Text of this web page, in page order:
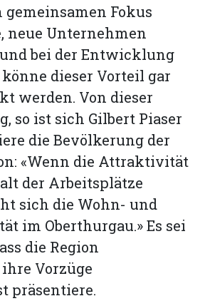
gemeinsamen Fokus
neue Unternehmen
bei der Entwicklung
dieser Vorteil gar
werden. Von dieser
so ist sich Gilbert Piaser
die Bevölkerung der
«Wenn die Attraktivität
der Arbeitsplätze
sich die Wohn- und
im Oberthurgau.» Es sei
die Region
Vorzüge
präsentiere.